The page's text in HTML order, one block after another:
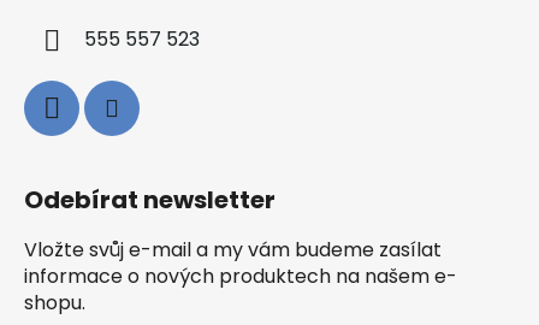
555 557 523
Odebírat newsletter
Vložte svůj e-mail a my vám budeme zasílat
informace o nových produktech na našem e-
shopu.